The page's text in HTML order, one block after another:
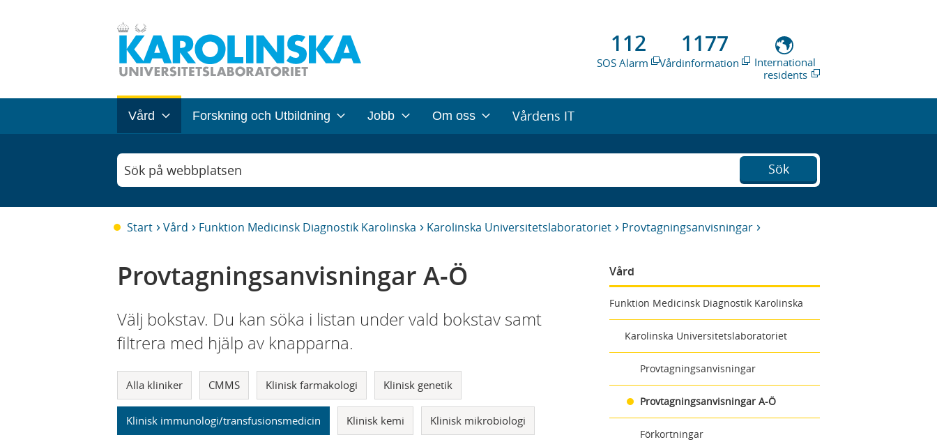
112
SOS Alarm
1177
Vårdinformation
International
residents
Vård Forskning och Utbildning Jobb Om oss Vårdens IT
Sök på webbplatsen Sök
Start Vård Funktion Medicinsk Diagnostik Karolinska Karolinska Universitetslaboratoriet Provtagningsanvisningar
Vård
Funktion Medicinsk Diagnostik Karolinska
Karolinska Universitetslaboratoriet
Provtagningsanvisningar
Provtagningsanvisningar A-Ö
Förkortningar
Provtagningsanvisningar A-Ö
Välj bokstav. Du kan söka i listan under vald bokstav samt
filtrera med hjälp av knapparna.
Alla kliniker CMMS Klinisk farmakologi Klinisk genetik
Klinisk immunologi/transfusionsmedicin Klinisk kemi Klinisk mikrobiologi